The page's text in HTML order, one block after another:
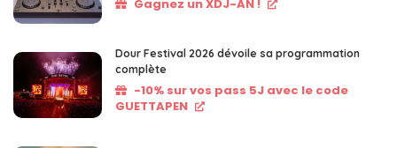
Gagnez un XDJ-AN !
Dour Festival 2026 dévoile sa programmation
complète
-10% sur vos pass 5J avec le code
GUETTAPEN